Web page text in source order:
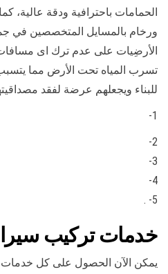
الحمامات باحترافية ودقة
ورخام بالمسايل المتخصصين في
الأرضِيات على عدم ترك اى
تسرب المياه تحت الأرض مما
للبناء ويجعلهم عرضة لفقد
1-
2-
3-
4-
5- .
خدمات تركيب
يمكن الآن الحصول على كل